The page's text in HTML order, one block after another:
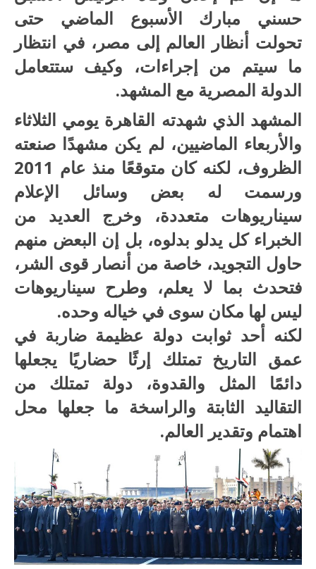
حسني مبارك الأسبوع الماضي حتى
تحولت أنظار العالم إلى مصر، في انتظار
ما سيتم من إجراءات، وكيف ستتعامل
الدولة المصرية مع المشهد.
المشهد الذي شهدته القاهرة يومي الثلاثاء
والأربعاء الماضيين، لم يكن مشهدًا صنعته
الظروف، لكنه كان متوقعًا منذ عام 2011
ورسمت له بعض وسائل الإعلام
سيناريوهات متعددة، وخرج العديد من
الخبراء كل يدلو بدلوه، بل إن البعض منهم
حاول التجويد، خاصة من أنصار قوى الشر،
فتحدث بما لا يعلم، وطرح سيناريوهات
ليس لها مكان سوى في خياله وحده.
لكنه أحد ثوابت دولة عظيمة ضاربة في
عمق التاريخ تمتلك إرثًا حضاريًا يجعلها
دائمًا المثل والقدوة، دولة تمتلك من
التقاليد الثابتة والراسخة ما جعلها محل
اهتمام وتقدير العالم.